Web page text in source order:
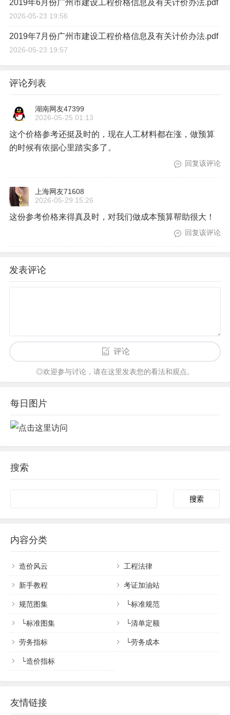
2019年6月份广州市建设工程价格信息及有关计价办法.pdf
2026-05-23 19:56
2019年7月份广州市建设工程价格信息及有关计价办法.pdf
2026-05-23 19:57
评论列表
湖南网友47399
2026-05-25 01:13
这个价格参考还挺及时的，现在人工材料都在涨，做预算
的时候有依据心里踏实多了。
回复该评论
上海网友71608
2026-05-29 15:26
这份参考价格来得真及时，对我们做成本预算帮助很大！
回复该评论
发表评论
评论
◎欢迎参与讨论，请在这里发表您的看法和观点。
每日图片
搜索
内容分类
造价风云 工程法律
新手教程 考证加油站
规范图集 └标准规范
└标准图集 └清单定额
劳务指标 └劳务成本
└造价指标
友情链接